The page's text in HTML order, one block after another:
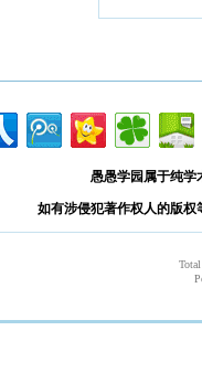
愚愚学园属于纯学
如有涉侵犯著作权人的版权